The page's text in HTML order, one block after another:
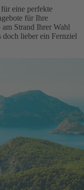
eine perfekte
für Ihre
am Strand Ihrer Wahl
doch lieber ein Fernziel